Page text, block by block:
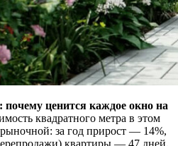
ценится каждое окно на
квадратного метра в этом
за год прирост — 14%,
квартиры — 47 дней,